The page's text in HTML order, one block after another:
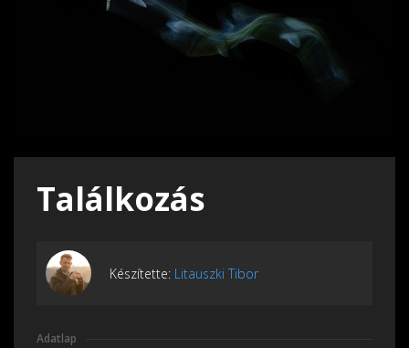
Találkozás
Készítette: Litauszki Tibor
Adatlap